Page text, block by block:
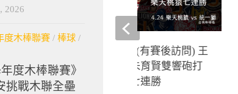
【不棒不要看#16】(有賽後訪問) 王
溢正好投超正點｜朱育賢雙響砲打
獅｜樂天笑納開季七連勝
2026
度木棒聯賽 / 棒球 /
度木棒聯賽》
挑戰木聯全壘